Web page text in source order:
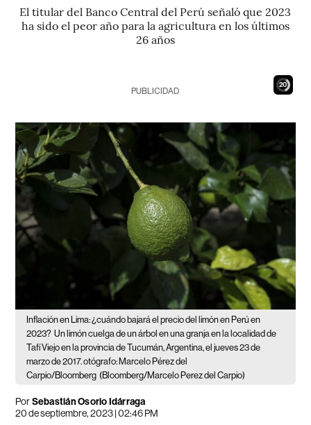
El titular del Banco Central del Perú señaló que 2023
ha sido el peor año para la agricultura en los últimos
26 años
18
PUBLICIDAD
Inflación en Lima: ¿cuándo bajará el precio del limón en Perú en
2023? Un limón cuelga de un árbol en una granja en la localidad de
Tafí Viejo en la provincia de Tucumán, Argentina, el jueves 23 de
marzo de 2017. otógrafo: Marcelo Pérez del
Carpio/Bloomberg (Bloomberg/Marcelo Perez del Carpio)
PorSebastián Osorio Idárraga
20 de septiembre, 2023 | 02:46 PM